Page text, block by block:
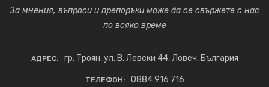
За мнения, въпроси и препоръки може да се свържете с нас
по всяко време
АДРЕС: гр. Троян, ул. В. Левски 44, Ловеч, България
ТЕЛЕФОН: 0884 916 716